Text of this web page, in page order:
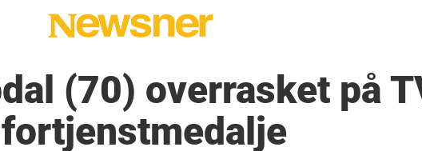
(70) overrasket på